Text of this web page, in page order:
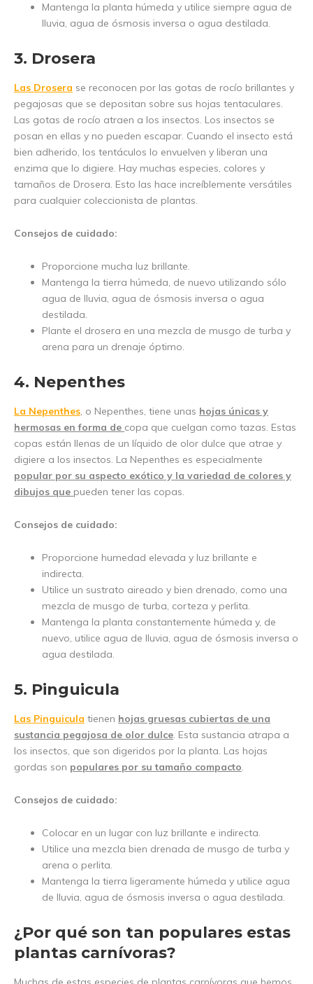
Mantenga la planta húmeda y utilice siempre agua de
lluvia, agua de ósmosis inversa o agua destilada.
3. Drosera
Las Drosera se reconocen por las gotas de rocío brillantes y
pegajosas que se depositan sobre sus hojas tentaculares.
Las gotas de rocío atraen a los insectos. Los insectos se
posan en ellas y no pueden escapar. Cuando el insecto está
bien adherido, los tentáculos lo envuelven y liberan una
enzima que lo digiere. Hay muchas especies, colores y
tamaños de Drosera. Esto las hace increíblemente versátiles
para cualquier coleccionista de plantas.
Consejos de cuidado:
Proporcione mucha luz brillante.
Mantenga la tierra húmeda, de nuevo utilizando sólo
agua de lluvia, agua de ósmosis inversa o agua
destilada.
Plante el drosera en una mezcla de musgo de turba y
arena para un drenaje óptimo.
4. Nepenthes
La Nepenthes, o Nepenthes, tiene unas hojas únicas y
hermosas en forma de copa que cuelgan como tazas. Estas
copas están llenas de un líquido de olor dulce que atrae y
digiere a los insectos. La Nepenthes es especialmente
popular por su aspecto exótico y la variedad de colores y
dibujos que pueden tener las copas.
Consejos de cuidado:
Proporcione humedad elevada y luz brillante e
indirecta.
Utilice un sustrato aireado y bien drenado, como una
mezcla de musgo de turba, corteza y perlita.
Mantenga la planta constantemente húmeda y, de
nuevo, utilice agua de lluvia, agua de ósmosis inversa o
agua destilada.
5. Pinguicula
Las Pinguicula tienen hojas gruesas cubiertas de una
sustancia pegajosa de olor dulce. Esta sustancia atrapa a
los insectos, que son digeridos por la planta. Las hojas
gordas son populares por su tamaño compacto.
Consejos de cuidado:
Colocar en un lugar con luz brillante e indirecta.
Utilice una mezcla bien drenada de musgo de turba y
arena o perlita.
Mantenga la tierra ligeramente húmeda y utilice agua
de lluvia, agua de ósmosis inversa o agua destilada.
¿Por qué son tan populares estas
plantas carnívoras?